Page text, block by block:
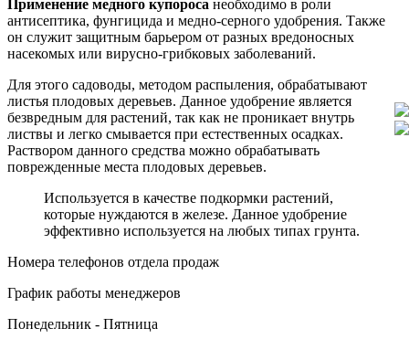
Применение медного купороса необходимо в роли
антисептика, фунгицида и медно-серного удобрения. Также
он служит защитным барьером от разных вредоносных
насекомых или вирусно-грибковых заболеваний.
Для этого садоводы, методом распыления, обрабатывают
листья плодовых деревьев. Данное удобрение является
безвредным для растений, так как не проникает внутрь
листвы и легко смывается при естественных осадках.
Раствором данного средства можно обрабатывать
поврежденные места плодовых деревьев.
Используется в качестве подкормки растений,
которые нуждаются в железе. Данное удобрение
эффективно используется на любых типах грунта.
Номера телефонов отдела продаж
График работы менеджеров
Понедельник - Пятница